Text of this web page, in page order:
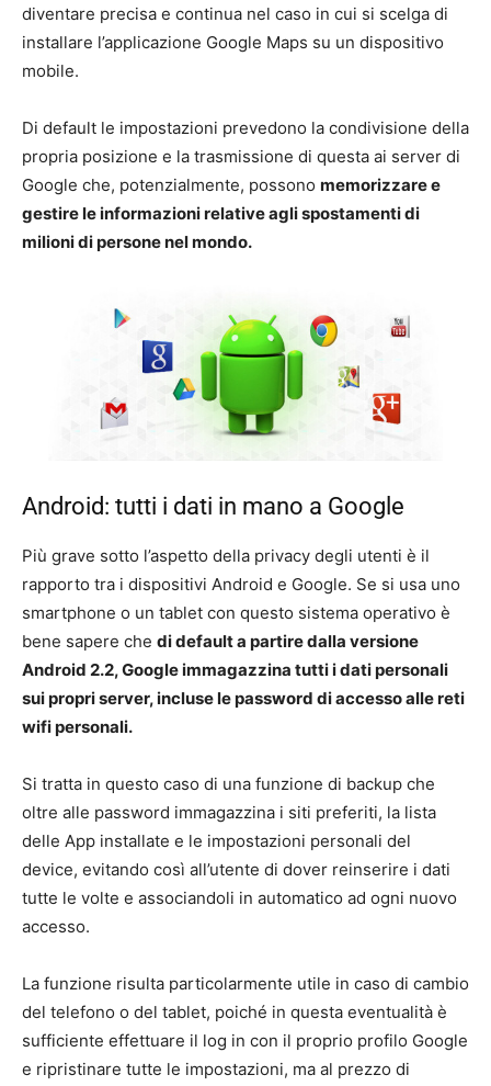
diventare precisa e continua nel caso in cui si scelga di
installare l’applicazione Google Maps su un dispositivo
mobile.
Di default le impostazioni prevedono la condivisione della
propria posizione e la trasmissione di questa ai server di
Google che, potenzialmente, possono memorizzare e
gestire le informazioni relative agli spostamenti di
milioni di persone nel mondo.
Android: tutti i dati in mano a Google
Più grave sotto l’aspetto della privacy degli utenti è il
rapporto tra i dispositivi Android e Google. Se si usa uno
smartphone o un tablet con questo sistema operativo è
bene sapere che di default a partire dalla versione
Android 2.2, Google immagazzina tutti i dati personali
sui propri server, incluse le password di accesso alle reti
wifi personali.
Si tratta in questo caso di una funzione di backup che
oltre alle password immagazzina i siti preferiti, la lista
delle App installate e le impostazioni personali del
device, evitando così all’utente di dover reinserire i dati
tutte le volte e associandoli in automatico ad ogni nuovo
accesso.
La funzione risulta particolarmente utile in caso di cambio
del telefono o del tablet, poiché in questa eventualità è
sufficiente effettuare il log in con il proprio profilo Google
e ripristinare tutte le impostazioni, ma al prezzo di